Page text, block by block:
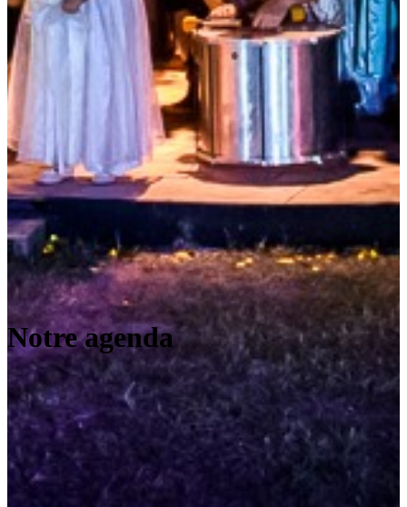
Notre agenda